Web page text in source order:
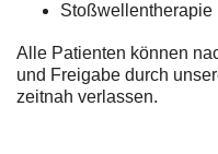
Stoßwellentherapie
Alle Patienten können
und Freigabe durch
zeitnah verlassen.